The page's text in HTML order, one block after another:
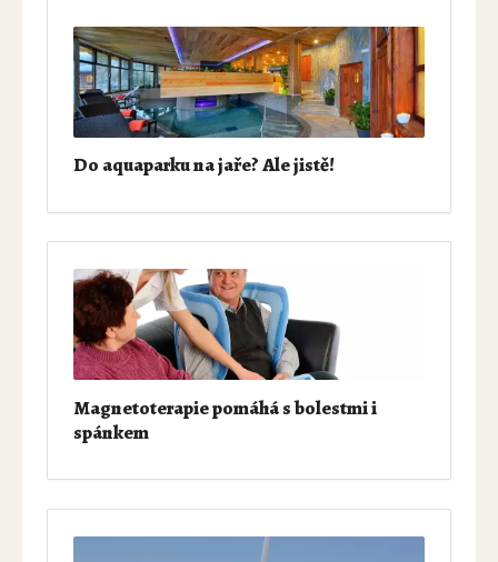
Do aquaparku na jaře? Ale jistě!
Magnetoterapie pomáhá s bolestmi i
spánkem